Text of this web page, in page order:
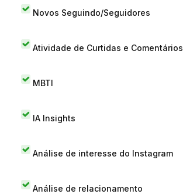
Novos Seguindo/Seguidores
Atividade de Curtidas e Comentários
MBTI
IA Insights
Análise de interesse do Instagram
Análise de relacionamento